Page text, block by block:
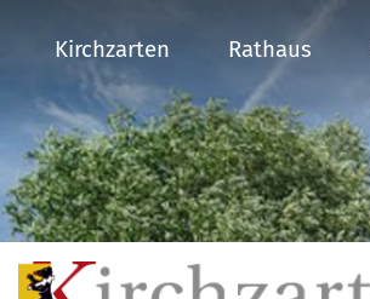
Kirchzarten Rathaus